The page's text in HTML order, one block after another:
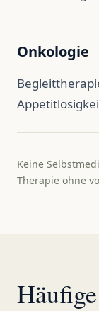
Onkologie
Keine
Therapie ohne